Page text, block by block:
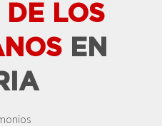
DE LOS
EN